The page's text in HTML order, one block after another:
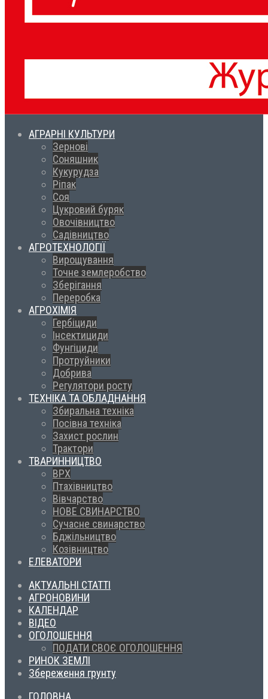
АГРАРНІ КУЛЬТУРИ
Зернові
Соняшник
Кукурудза
Ріпак
Соя
Цукровий буряк
Овочівництво
Садівництво
АГРОТЕХНОЛОГІЇ
Вирощування
Точне землеробство
Зберігання
Переробка
АГРОХІМІЯ
Гербіциди
Інсектициди
Фунгіциди
Протруйники
Добрива
Регулятори росту
ТЕХНІКА ТА ОБЛАДНАННЯ
Збиральна техніка
Посівна техніка
Захист рослин
Трактори
ТВАРИННИЦТВО
ВРХ
Птахівництво
Вівчарство
НОВЕ СВИНАРСТВО
Сучасне свинарство
Бджільництво
Козівництво
ЕЛЕВАТОРИ
АКТУАЛЬНІ СТАТТІ
АГРОНОВИНИ
КАЛЕНДАР
ВІДЕО
ОГОЛОШЕННЯ
ПОДАТИ СВОЄ ОГОЛОШЕННЯ
РИНОК ЗЕМЛІ
Збереження грунту
ГОЛОВНА